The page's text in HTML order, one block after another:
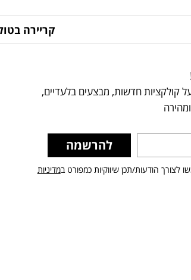
קריירה
קולקציות חדשות, מבצעים בלעדיים,
להרשמה
לצורך הודעות/תכן שיווקיות כמפורט במדיניות